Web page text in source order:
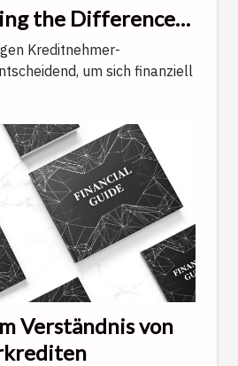
the Difference
Sum and
Kreditnehmer-
um sich finanziell
Verständnis von